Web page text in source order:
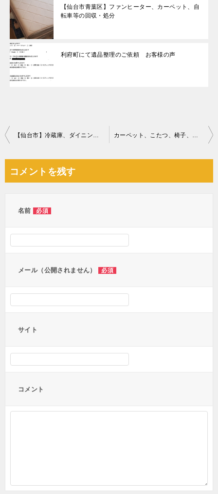
【仙台市青葉区】ファンヒーター、カーペット、自
転車等の回収・処分
利府町にて遺品整理のご依頼 お客様の声
投
ビ
ョ
【仙台市】冷蔵庫、ダイニングテーブル、シングルベッド等の回収 カーペット、こたつ、椅子、衣装ケース、陶器等の回収・処分ご依頼
コメントを残す
名前 必須
メール（公開されません） 必須
サイト
コメント